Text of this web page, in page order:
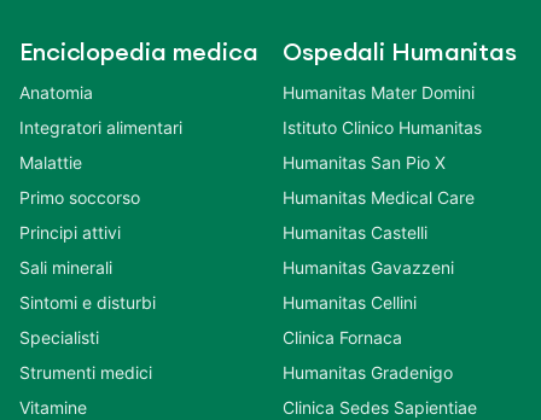
Enciclopedia medica
Anatomia
Integratori alimentari
Malattie
Primo soccorso
Principi attivi
Sali minerali
Sintomi e disturbi
Specialisti
Strumenti medici
Vitamine
Ospedali Humanitas
Humanitas Mater Domini
Istituto Clinico Humanitas
Humanitas San Pio X
Humanitas Medical Care
Humanitas Castelli
Humanitas Gavazzeni
Humanitas Cellini
Clinica Fornaca
Humanitas Gradenigo
Clinica Sedes Sapientiae